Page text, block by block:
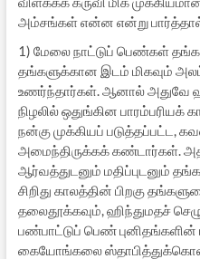
அம்சங்கள் என்ன என்று பார்த்தால்
1) மேலை நாட்டுப் பெண்கள்
தங்களுக்கான இடம் மிகவும்
உணர்ந்தார்கள். ஆனால் அதுவே
நிழலில் ஒதுங்கின பாரம்பரியக்
நன்கு முக்கியப் படுத்தப்பட்ட,
அமைந்திருக்கக் கண்டார்கள்.
ஆர்வத்துடனும் மதிப்புடனும்
சிறிது காலத்தின் பிறகு
தலைதூக்கவும், ஹிந்துமதச்
பண்பாட்டுப் பெண் புனிதங்களின்
கையோங்கலை